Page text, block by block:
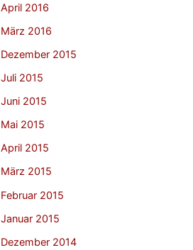
April 2016
März 2016
Dezember 2015
Juli 2015
Juni 2015
Mai 2015
April 2015
März 2015
Februar 2015
Januar 2015
Dezember 2014